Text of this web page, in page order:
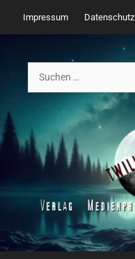
Inhalt
springen
Impressum Datenschutz
nach: